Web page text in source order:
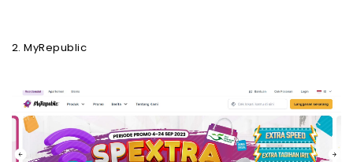
2. MyRepublic